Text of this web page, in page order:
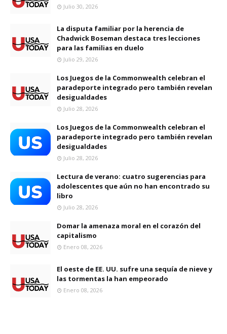
Julio 30, 2026
La disputa familiar por la herencia de
Chadwick Boseman destaca tres lecciones
para las familias en duelo
Julio 29, 2026
Los Juegos de la Commonwealth celebran el
paradeporte integrado pero también revelan
desigualdades
Julio 28, 2026
Los Juegos de la Commonwealth celebran el
paradeporte integrado pero también revelan
desigualdades
Julio 28, 2026
Lectura de verano: cuatro sugerencias para
adolescentes que aún no han encontrado su
libro
Julio 28, 2026
Domar la amenaza moral en el corazón del
capitalismo
Enero 08, 2026
El oeste de EE. UU. sufre una sequía de nieve y
las tormentas la han empeorado
Enero 08, 2026